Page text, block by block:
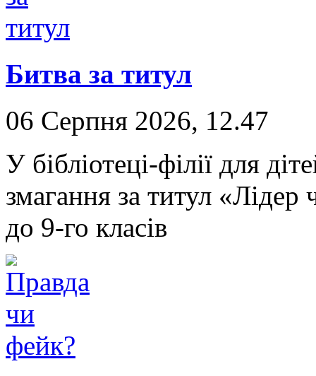
Битва за титул
06 Серпня 2026, 12.47
У бібліотеці-філії для
змагання за титул «Лідер
до 9-го класів